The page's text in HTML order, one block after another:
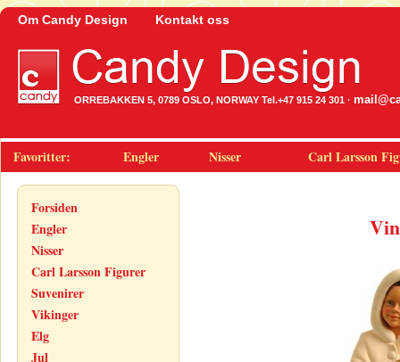
Om Candy Design Kontakt oss
ORREBAKKEN 5, 0789 OSLO, NORWAY Tel.+47 915 24 301 ·
Favoritter: Engler Nisser Carl Larsson
Forsiden
Engler
Nisser
Carl Larsson Figurer
Suvenirer
Vikinger
Elg
Jul